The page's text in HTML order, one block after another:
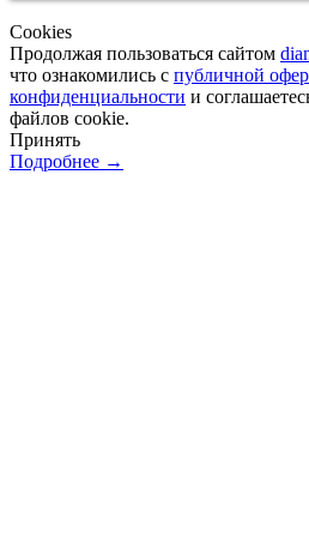
Сookies
Продолжая пользоваться сайтом
что ознакомились с публичной
конфиденциальности и
файлов cookie.
Принять
Подробнее →